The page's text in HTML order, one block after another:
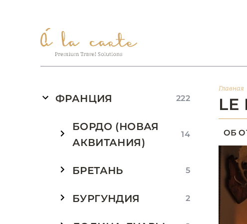
ФРАНЦИЯ 222
БОРДО (НОВАЯ
АКВИТАНИЯ)
14
БРЕТАНЬ 5
БУРГУНДИЯ 2
Главная
LE
ОБ